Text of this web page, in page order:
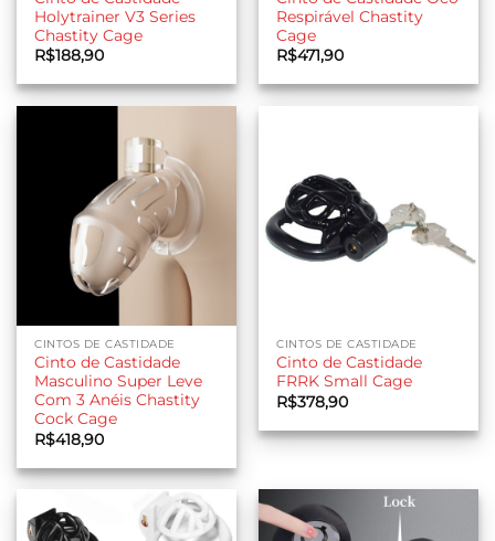
Holytrainer V3 Series
Chastity Cage
R$188,90
Respirável Chastity
Cage
R$471,90
CINTOS DE CASTIDADE
Cinto de Castidade
Masculino Super Leve
Com 3 Anéis Chastity
Cock Cage
R$418,90
CINTOS DE CASTIDADE
Cinto de Castidade
FRRK Small Cage
R$378,90